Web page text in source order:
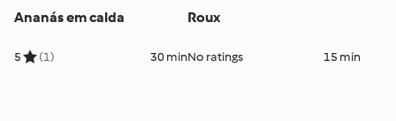
Ananás em calda
5 (1) 30 min
Roux
No ratings 15 min